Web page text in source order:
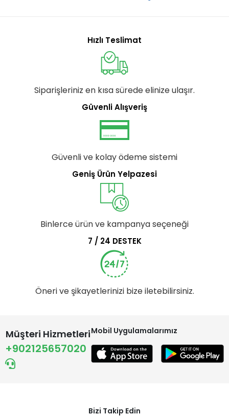
Hızlı Teslimat
Siparişleriniz en kısa sürede elinize ulaşır.
Güvenli Alışveriş
Güvenli ve kolay ödeme sistemi
Geniş Ürün Yelpazesi
Binlerce ürün ve kampanya seçeneği
7 / 24 DESTEK
Öneri ve şikayetlerinizi bize iletebilirsiniz.
Müşteri Hizmetleri
+902125657020
Mobil Uygulamalarımız
Bizi Takip Edin